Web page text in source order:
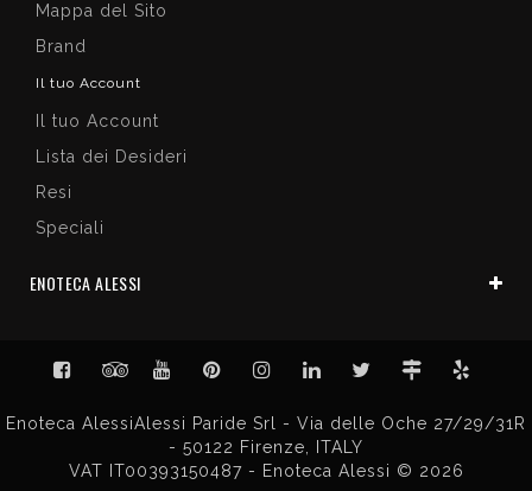
Mappa del Sito
Brand
Il tuo Account
Il tuo Account
Lista dei Desideri
Resi
Speciali
ENOTECA ALESSI
Enoteca AlessiAlessi Paride Srl - Via delle Oche 27/29/31R
- 50122 Firenze, ITALY
VAT IT00393150487 - Enoteca Alessi © 2026